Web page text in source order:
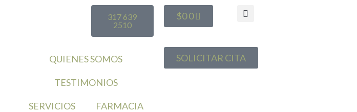
317 639
2510
$00
QUIENES SOMOS
TESTIMONIOS
SERVICIOS FARMACIA
SOLICITAR CITA